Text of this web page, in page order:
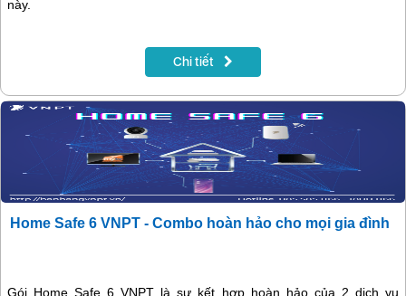
này.
Chi tiết
Home Safe 6 VNPT - Combo hoàn hảo cho mọi gia đình
Gói Home Safe 6 VNPT là sự kết hợp hoàn hảo của 2 dịch vụ